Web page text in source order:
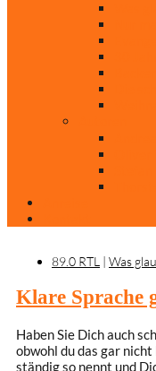
89.0 RTL | Was
Klare Sprache
Haben Sie Dich auch
obwohl du das gar
ständig so nennt und